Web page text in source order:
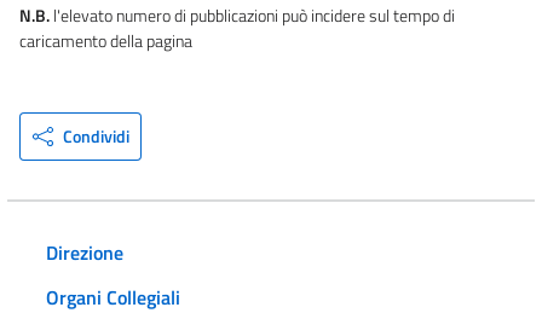
N.B.l'elevato numero di pubblicazioni può incidere sul tempo di
caricamento della pagina
Condividi
Direzione
Organi Collegiali